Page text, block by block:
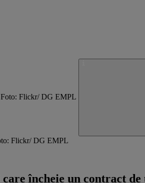
Flickr/ DG EMPL
încheie un contract de